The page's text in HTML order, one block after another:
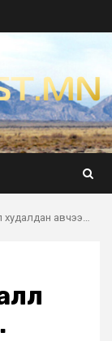
худалдан авчээ…